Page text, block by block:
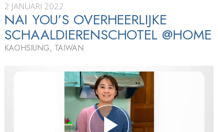
2 JANUARI 2022
NAI YOU’S OVERHEERLIJKE
SCHAALDIEREN­SCHOTEL @HOME
KAOHSIUNG, TAIWAN